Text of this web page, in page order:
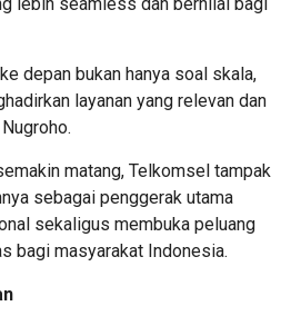
lebih seamless dan bernilai bagi
depan bukan hanya soal skala,
layanan yang relevan dan
matang, Telkomsel tampak
sebagai penggerak utama
sekaligus membuka peluang
bagi masyarakat Indonesia.